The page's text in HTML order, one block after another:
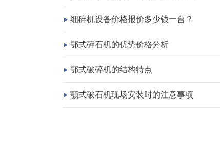
细碎机设备价格报价多少钱一台？
鄂式碎石机的优势价格分析
鄂式破碎机的结构特点
颚式破石机现场安装时的注意事项